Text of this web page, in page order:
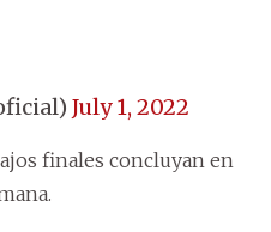
July 1, 2022
finales concluyan en